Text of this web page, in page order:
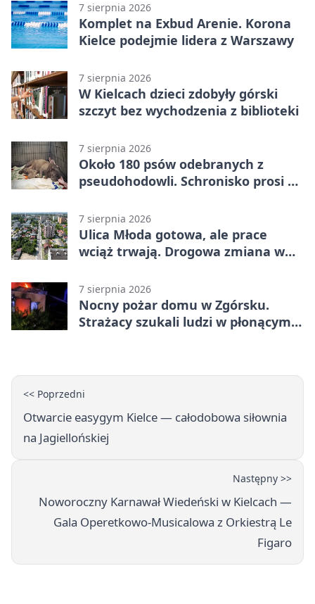
7 sierpnia 2026
Komplet na Exbud Arenie. Korona
Kielce podejmie lidera z Warszawy
7 sierpnia 2026
W Kielcach dzieci zdobyły górski
szczyt bez wychodzenia z biblioteki
7 sierpnia 2026
Około 180 psów odebranych z
pseudohodowli. Schronisko prosi o
7 sierpnia 2026
Ulica Młoda gotowa, ale prace
wciąż trwają. Drogowa zmiana w
7 sierpnia 2026
Nocny pożar domu w Zgórsku.
Strażacy szukali ludzi w płonącym
<< Poprzedni
Otwarcie easygym Kielce — całodobowa siłownia
na Jagiellońskiej
Następny >>
Noworoczny Karnawał Wiedeński w Kielcach —
Gala Operetkowo-Musicalowa z Orkiestrą Le
Figaro